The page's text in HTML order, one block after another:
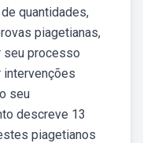
quantidades,
piagetianas,
processo
intervenções
seu
descreve 13
piagetianos